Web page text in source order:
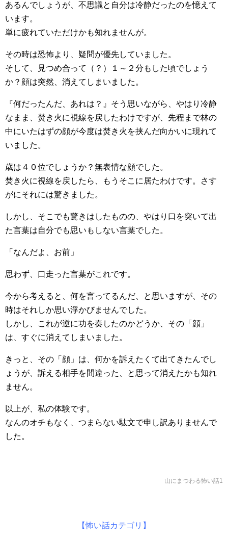
あるんでしょうが、不思議と自分は冷静だったのを憶えて
います。
単に疲れていただけかも知れませんが。
その時は恐怖より、疑問が優先していました。
そして、見つめ合って（？）１～２分もした頃でしょう
か？顔は突然、消えてしまいました。
『何だったんだ、あれは？』そう思いながら、やはり冷静
なまま、焚き火に視線を戻したわけですが、先程まで林の
中にいたはずの顔が今度は焚き火を挟んだ向かいに現れて
いました。
歳は４０位でしょうか？無表情な顔でした。
焚き火に視線を戻したら、もうそこに居たわけです。さす
がにそれには驚きました。
しかし、そこでも驚きはしたものの、やはり口を突いて出
た言葉は自分でも思いもしない言葉でした。
「なんだよ、お前」
思わず、口走った言葉がこれです。
今から考えると、何を言ってるんだ、と思いますが、その
時はそれしか思い浮かびませんでした。
しかし、これが逆に功を奏したのかどうか、その「顔」
は、すぐに消えてしまいました。
きっと、その「顔」は、何かを訴えたくて出てきたんでし
ょうが、訴える相手を間違った、と思って消えたかも知れ
ません。
以上が、私の体験です。
なんのオチもなく、つまらない駄文で申し訳ありませんで
した。
山にまつわる怖い話1
【怖い話カテゴリ】